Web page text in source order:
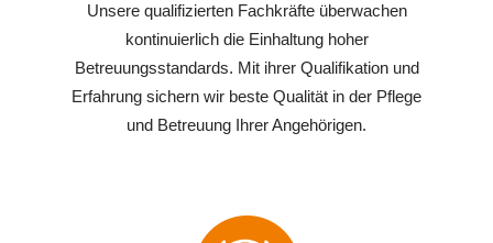
Unsere qualifizierten Fachkräfte überwachen
kontinuierlich die Einhaltung hoher
Betreuungsstandards. Mit ihrer Qualifikation und
Erfahrung sichern wir beste Qualität in der Pflege
und Betreuung Ihrer Angehörigen.